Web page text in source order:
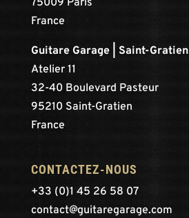
France
Guitare Garage | Saint-Gratien
Atelier 11
32-40 Boulevard Pasteur
95210 Saint-Gratien
France
CONTACTEZ-NOUS
+33 (0)1 45 26 58 07
contact@guitaregarage.com